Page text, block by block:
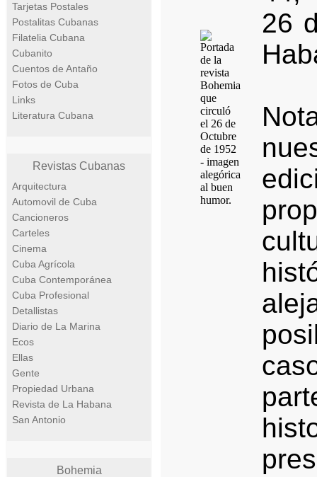
Tarjetas Postales
Postalitas Cubanas
Filatelia Cubana
Cubanito
Cuentos de Antaño
Fotos de Cuba
Links
Literatura Cubana
Revistas Cubanas
Arquitectura
Automovil de Cuba
Cancioneros
Carteles
Cinema
Cuba Agrícola
Cuba Contemporánea
Cuba Profesional
Detallistas
Diario de La Marina
Ecos
Ellas
Gente
Propiedad Urbana
Revista de La Habana
San Antonio
Bohemia
26